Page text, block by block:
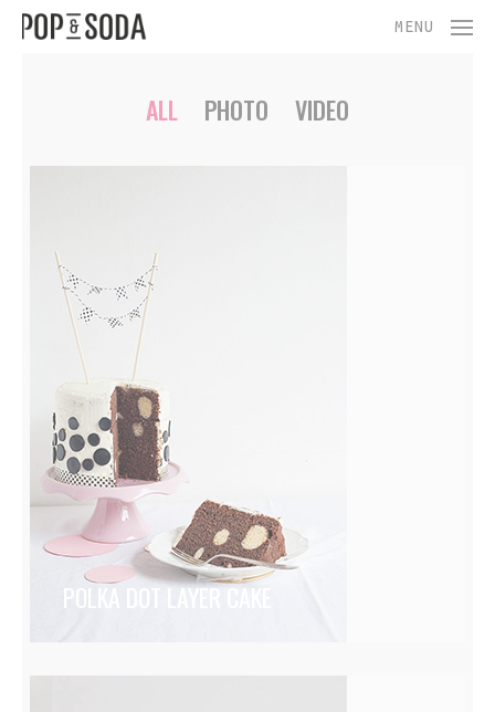
Skip
MENU
ALL PHOTO VIDEO
POLKA DOT LAYER CAKE